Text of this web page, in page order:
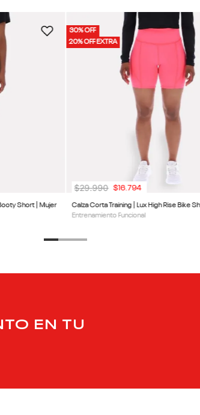
Short | Mujer
30% OFF
20% OFF EXTRA
Calza Corta Training | Lux High Rise Bike
Entrenamiento Funcional
$29.990 $16.794
EN TU